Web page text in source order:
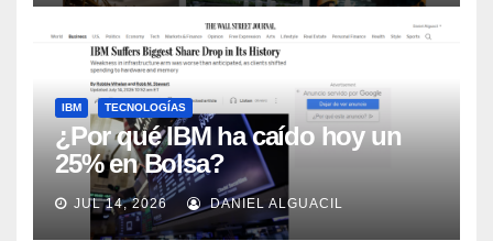
IBM TECNOLOGÍAS
¿Por qué IBM ha caído hoy un
25% en Bolsa?
JUL 14, 2026 DANIEL ALGUACIL